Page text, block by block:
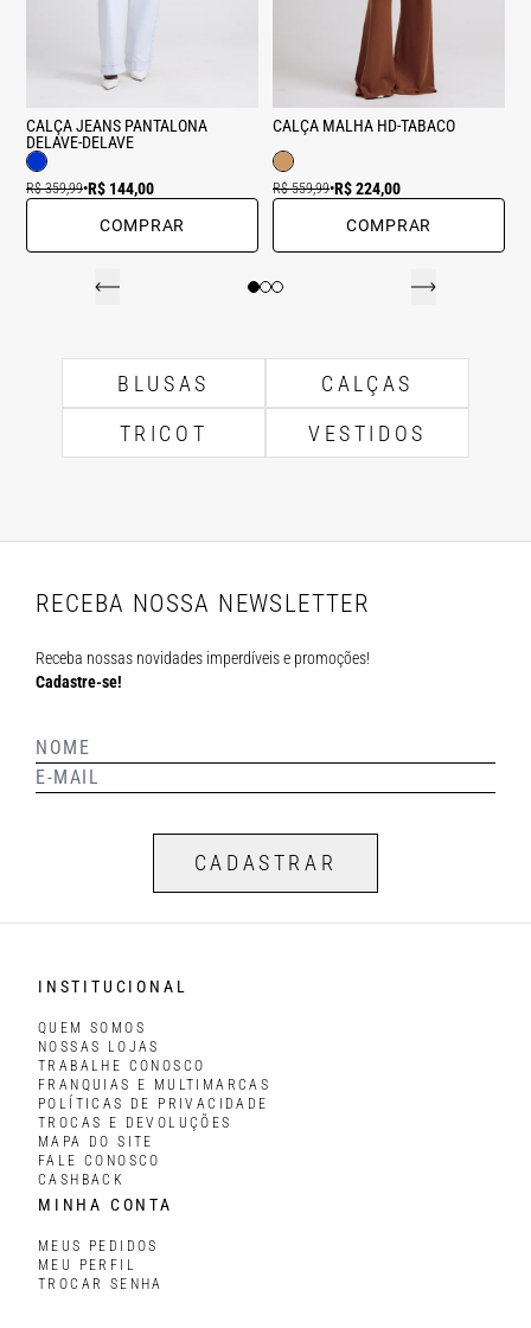
CALÇA JEANS PANTALONA
DELAVE-DELAVE
R$ 359,99•R$ 144,00
COMPRAR
CALÇA MALHA HD-TABACO
R$ 559,99•R$ 224,00
COMPRAR
BLUSAS
CALÇAS
TRICOT
VESTIDOS
RECEBA NOSSA NEWSLETTER
Receba nossas novidades imperdíveis e promoções!
Cadastre-se!
CADASTRAR
INSTITUCIONAL
QUEM SOMOS
NOSSAS LOJAS
TRABALHE CONOSCO
FRANQUIAS E MULTIMARCAS
POLÍTICAS DE PRIVACIDADE
TROCAS E DEVOLUÇÕES
MAPA DO SITE
FALE CONOSCO
CASHBACK
MINHA CONTA
MEUS PEDIDOS
MEU PERFIL
TROCAR SENHA